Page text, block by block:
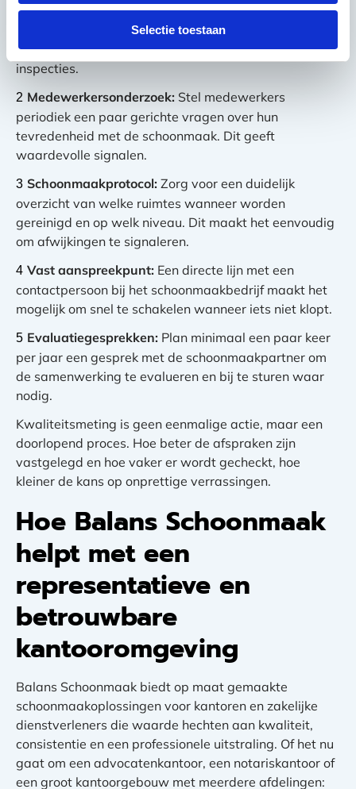
Selectie toestaan
Periodieke inspecties:Laat de schoonmaakpartner
zelf controleren of het werk aan de afgesproken
normen voldoet. Vraag naar een rapportage van deze
inspecties.
Medewerkersonderzoek: Stel medewerkers
periodiek een paar gerichte vragen over hun
tevredenheid met de schoonmaak. Dit geeft
waardevolle signalen.
Schoonmaakprotocol: Zorg voor een duidelijk
overzicht van welke ruimtes wanneer worden
gereinigd en op welk niveau. Dit maakt het eenvoudig
om afwijkingen te signaleren.
Vast aanspreekpunt: Een directe lijn met een
contactpersoon bij het schoonmaakbedrijf maakt het
mogelijk om snel te schakelen wanneer iets niet klopt.
Evaluatiegesprekken: Plan minimaal een paar keer
per jaar een gesprek met de schoonmaakpartner om
de samenwerking te evalueren en bij te sturen waar
nodig.
Kwaliteitsmeting is geen eenmalige actie, maar een
doorlopend proces. Hoe beter de afspraken zijn
vastgelegd en hoe vaker er wordt gecheckt, hoe
kleiner de kans op onprettige verrassingen.
Hoe Balans Schoonmaak
helpt met een
representatieve en
betrouwbare
kantooromgeving
Balans Schoonmaak biedt op maat gemaakte
schoonmaakoplossingen voor kantoren en zakelijke
dienstverleners die waarde hechten aan kwaliteit,
consistentie en een professionele uitstraling. Of het nu
gaat om een advocatenkantoor, een notariskantoor of
een groot kantoorgebouw met meerdere afdelingen: